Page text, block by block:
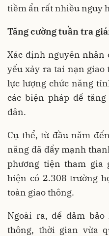
tiềm ẩn rất nhiều nguy
Tăng cường tuần tra
Xác định nguyên nhân
yếu xảy ra tai nạn giao
lực lượng chức năng
các biện pháp để
dân.
Cụ thể, từ đầu năm
năng đã đẩy mạnh
phương tiện tham gia
hiện có 2.308 trường
toàn giao thông.
Ngoài ra, để đảm
thông, thời gian vừa